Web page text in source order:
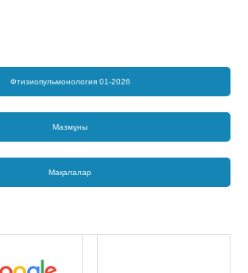
Фтизиопульмонология 01-2026
Мазмұны
Мақалалар